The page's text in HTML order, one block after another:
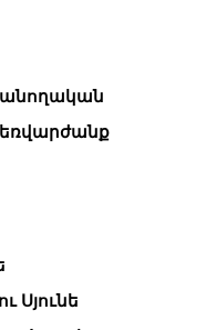
Սյունե